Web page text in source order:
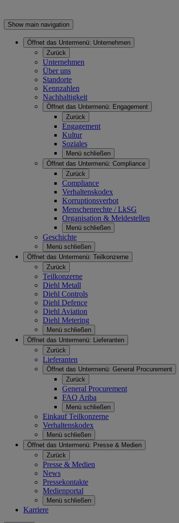
Show main navigation
Öffnet das Untermenü: Unternehmen
Zurück
Unternehmen
Über uns
Standorte
Kennzahlen
Nachhaltigkeit
Öffnet das Untermenü: Engagement
Zurück
Engagement
Kultur
Soziales
Menü schließen
Öffnet das Untermenü: Compliance
Zurück
Compliance
Verhaltenskodex
Korruptionsverbot
Menschenrechte / LkSG
Organisation & Meldestellen
Menü schließen
Geschichte
Menü schließen
Öffnet das Untermenü: Teilkonzerne
Zurück
Teilkonzerne
Diehl Metall
Diehl Controls
Diehl Defence
Diehl Aviation
Diehl Metering
Menü schließen
Öffnet das Untermenü: Lieferanten
Zurück
Lieferanten
Öffnet das Untermenü: General Procurement
Zurück
General Procurement
FAQ Ariba
Menü schließen
Einkauf Teilkonzerne
Verhaltenskodex
Menü schließen
Öffnet das Untermenü: Presse & Medien
Zurück
Presse & Medien
News
Pressekontakte
Medienportal
Menü schließen
Karriere